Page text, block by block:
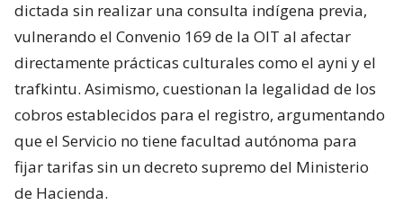
dictada sin realizar una consulta indígena previa,
vulnerando el Convenio 169 de la OIT al afectar
directamente prácticas culturales como el ayni y el
trafkintu. Asimismo, cuestionan la legalidad de los
cobros establecidos para el registro, argumentando
que el Servicio no tiene facultad autónoma para
fijar tarifas sin un decreto supremo del Ministerio
de Hacienda.